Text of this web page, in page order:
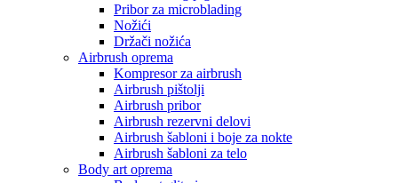
Pribor za microblading
Nožići
Držači nožića
Airbrush oprema
Kompresor za airbrush
Airbrush pištolji
Airbrush pribor
Airbrush rezervni delovi
Airbrush šabloni i boje za nokte
Airbrush šabloni za telo
Body art oprema